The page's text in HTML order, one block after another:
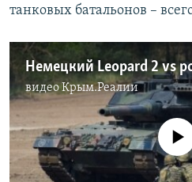
танковых батальонов –
видеоКрым.Реалии
No media source